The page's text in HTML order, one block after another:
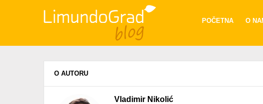
POČETNA O
O AUTORU
Vladimir Nikolić